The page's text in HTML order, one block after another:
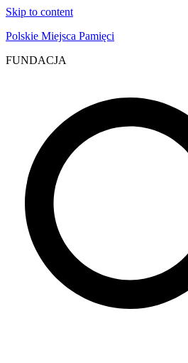
Skip to content
Polskie Miejsca Pamięci
FUNDACJA